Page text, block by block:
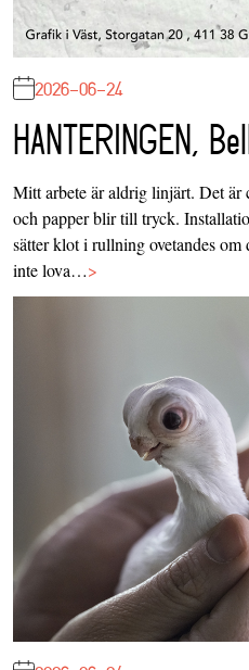
2026-06-24
HANTERINGEN,
Mitt arbete är aldrig linjärt. Det
och papper blir till tryck.
sätter klot i rullning ovetandes om
inte lova…>